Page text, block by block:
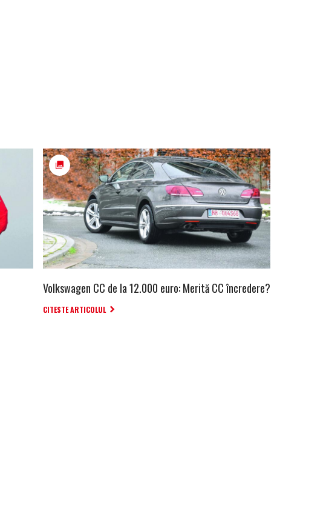
Volkswagen CC de la 12.000 euro: Merită CC încredere?
CITESTE ARTICOLUL